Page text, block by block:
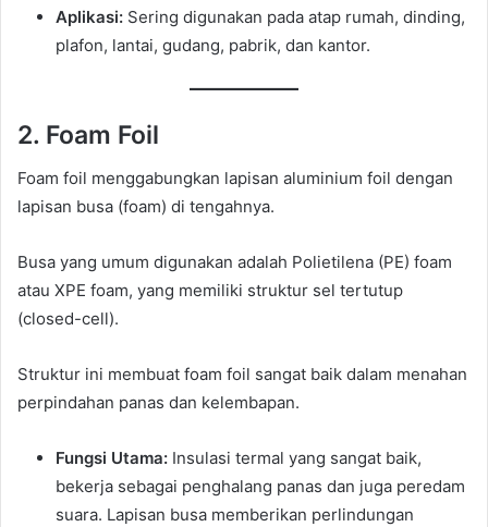
Aplikasi: Sering digunakan pada atap rumah, dinding,
plafon, lantai, gudang, pabrik, dan kantor.
2. Foam Foil
Foam foil menggabungkan lapisan aluminium foil dengan
lapisan busa (foam) di tengahnya.
Busa yang umum digunakan adalah Polietilena (PE) foam
atau XPE foam, yang memiliki struktur sel tertutup
(closed-cell).
Struktur ini membuat foam foil sangat baik dalam menahan
perpindahan panas dan kelembapan.
Fungsi Utama: Insulasi termal yang sangat baik,
bekerja sebagai penghalang panas dan juga peredam
suara. Lapisan busa memberikan perlindungan